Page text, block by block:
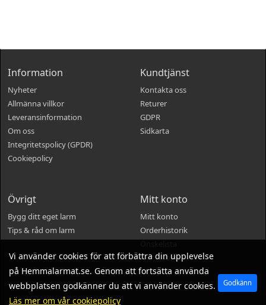
Vi använder cookies för att förbättra din upplevelse
på Hemmalarmat.se. Genom att fortsätta använda
webbplatsen godkänner du att vi använder cookies.
Läs mer om vår cookiepolicy
Godkänn
Information
Nyheter
Allmänna villkor
Leveransinformation
Om oss
Integritetspolicy (GPDR)
Cookiepolicy
Kundtjänst
Kontakta oss
Returer
GDPR
Sidkarta
Övrigt
Bygg ditt eget larm
Tips & råd om larm
Mitt konto
Mitt konto
Orderhistorik
Nyhetsbrev